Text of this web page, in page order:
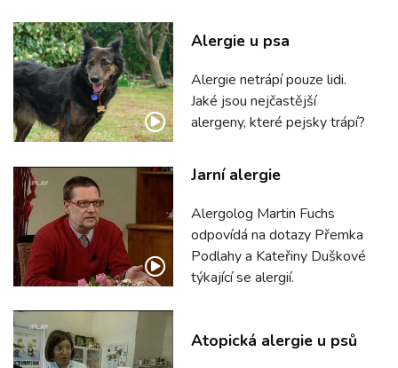
Alergie u psa
Alergie netrápí pouze lidi.
Jaké jsou nejčastější
alergeny, které pejsky trápí?
Jarní alergie
Alergolog Martin Fuchs
odpovídá na dotazy Přemka
Podlahy a Kateřiny Duškové
týkající se alergií.
Atopická alergie u psů